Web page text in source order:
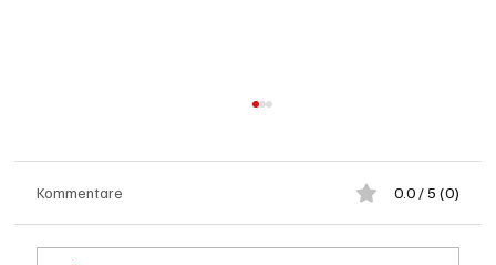
Kommentare 0.0 / 5 (0)